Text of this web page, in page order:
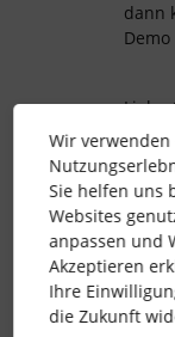
dann
Liebe
Wir
Sie helfen uns
Websites
anpassen und
Akzeptieren
Ihre
die Zukunft